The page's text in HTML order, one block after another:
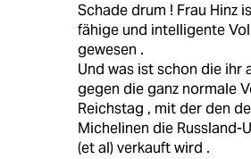
Schade drum ! Frau Hinz
fähige und intelligente
gewesen .
Und was ist schon die ihr
gegen die ganz normale
Reichstag , mit der den
Michelinen die Russland-
(et al) verkauft wird .